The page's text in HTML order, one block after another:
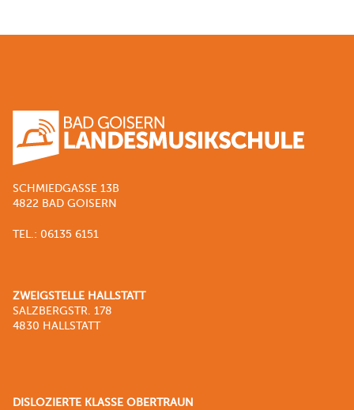
SCHMIEDGASSE 13B
4822 BAD GOISERN
TEL.: 06135 6151
ZWEIGSTELLE HALLSTATT
SALZBERGSTR. 178
4830 HALLSTATT
DISLOZIERTE KLASSE OBERTRAUN